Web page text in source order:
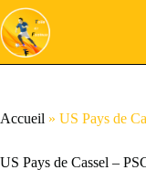
Passer
au
contenu
Accueil » US Pays de
US Pays de Cassel –